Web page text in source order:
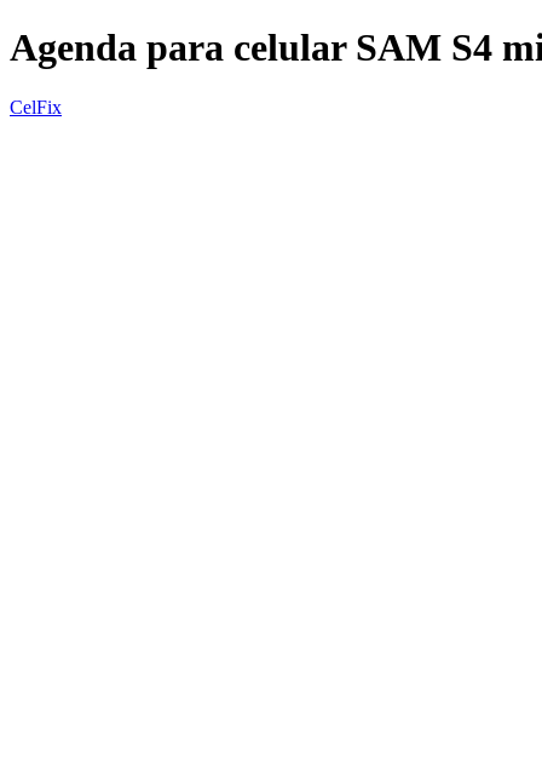
Agenda para celular SAM S4
CelFix